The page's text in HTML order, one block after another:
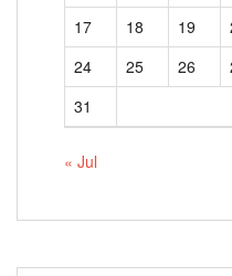
17
18 19
24
25 26
31
« Jul